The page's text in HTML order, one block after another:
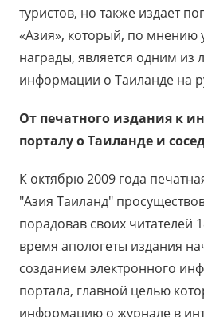
туристов, но также издает
«Азия», который, по мнению
награды, является одним из
информации о Таиланде на
От печатного издания к
порталу о Таиланде и
К октябрю 2009 года
"Азия Таиланд"
порадовав своих читателей
время апологеты издания
созданием электронного
портала, главной целью
информацию о журнале в